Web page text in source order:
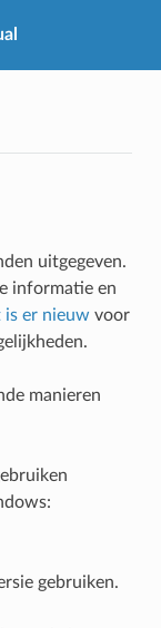
uitgegeven.
informatie en
is er nieuw voor
manieren
gebruiken.